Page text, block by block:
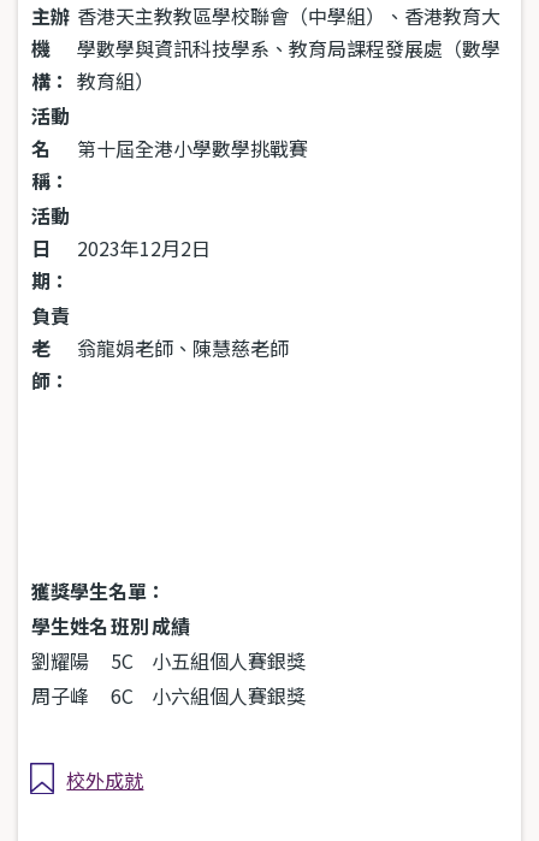
主辦
機
構：
香港天主教教區學校聯會（中學組）、香港教育大
學數學與資訊科技學系、教育局課程發展處（數學
教育組）
活動
名
稱：
第十屆全港小學數學挑戰賽
活動
日
期：
2023年12月2日
負責
老
師：
翁龍娟老師、陳慧慈老師
獲獎學生名單：
學生姓名班別成績
劉耀陽
5C
小五組個人賽銀獎
周子峰
6C 小六組個人賽銀獎
校外成就